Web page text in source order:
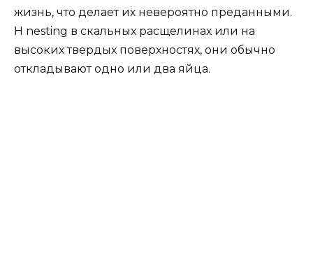
жизнь, что делает их невероятно преданными.
Н nesting в скальных расщелинах или на
высоких твердых поверхностях, они обычно
откладывают одно или два яйца.